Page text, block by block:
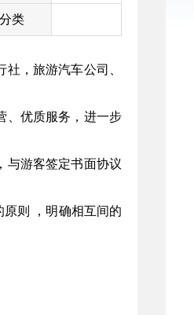
类
，旅游汽车公司、
、优质服务，进一步
与游客签定书面协议
则 ，明确相互间的